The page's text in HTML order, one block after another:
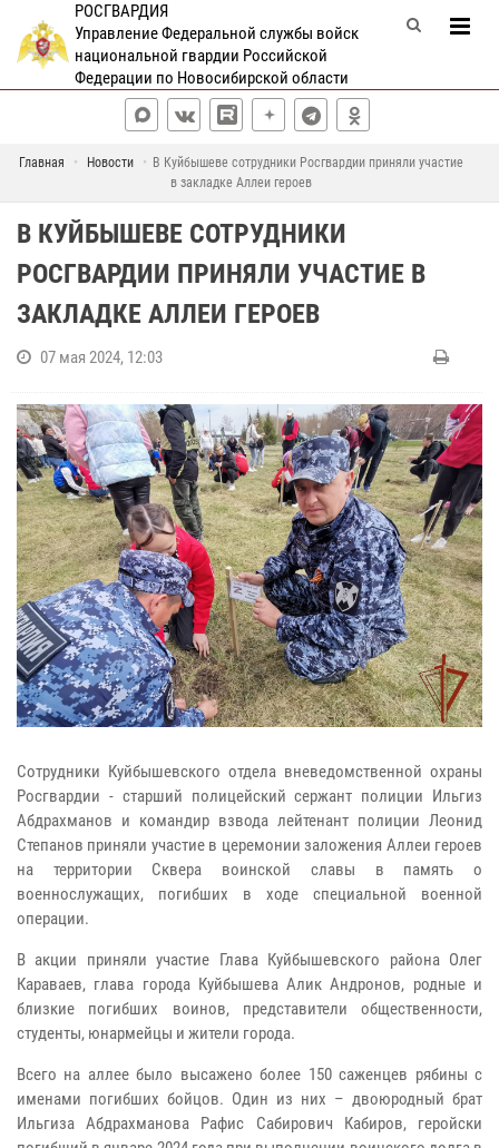
РОСГВАРДИЯ
Управление Федеральной службы войск
национальной гвардии Российской
Федерации по Новосибирской области
Главная Новости
В Куйбышеве сотрудники Росгвардии приняли участие
в закладке Аллеи героев
В КУЙБЫШЕВЕ СОТРУДНИКИ
РОСГВАРДИИ ПРИНЯЛИ УЧАСТИЕ В
ЗАКЛАДКЕ АЛЛЕИ ГЕРОЕВ
07 мая 2024, 12:03
Сотрудники Куйбышевского отдела вневедомственной охраны
Росгвардии - старший полицейский сержант полиции Ильгиз
Абдрахманов и командир взвода лейтенант полиции Леонид
Степанов приняли участие в церемонии заложения Аллеи героев
на территории Сквера воинской славы в память о
военнослужащих, погибших в ходе специальной военной
операции.
В акции приняли участие Глава Куйбышевского района Олег
Караваев, глава города Куйбышева Алик Андронов, родные и
близкие погибших воинов, представители общественности,
студенты, юнармейцы и жители города.
Всего на аллее было высажено более 150 саженцев рябины с
именами погибших бойцов. Один из них – двоюродный брат
Ильгиза Абдрахманова Рафис Сабирович Кабиров, геройски